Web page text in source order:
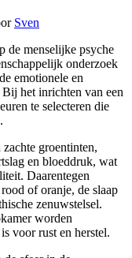
Sven
de menselijke psyche
onderzoek
emotionele en
het inrichten van een
te selecteren die
groentinten,
en bloeddruk, wat
Daarentegen
of oranje, de slaap
zenuwstelsel.
worden
voor rust en herstel.